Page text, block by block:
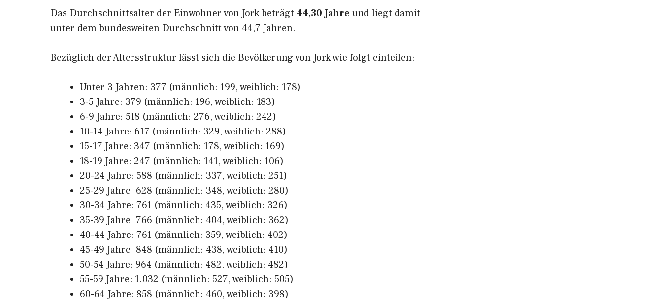
Das Durchschnittsalter der Einwohner von Jork beträgt 44,30 Jahre und liegt damit
unter dem bundesweiten Durchschnitt von 44,7 Jahren.
Bezüglich der Altersstruktur lässt sich die Bevölkerung von Jork wie folgt einteilen:
Unter 3 Jahren: 377 (männlich: 199, weiblich: 178)
3-5 Jahre: 379 (männlich: 196, weiblich: 183)
6-9 Jahre: 518 (männlich: 276, weiblich: 242)
10-14 Jahre: 617 (männlich: 329, weiblich: 288)
15-17 Jahre: 347 (männlich: 178, weiblich: 169)
18-19 Jahre: 247 (männlich: 141, weiblich: 106)
20-24 Jahre: 588 (männlich: 337, weiblich: 251)
25-29 Jahre: 628 (männlich: 348, weiblich: 280)
30-34 Jahre: 761 (männlich: 435, weiblich: 326)
35-39 Jahre: 766 (männlich: 404, weiblich: 362)
40-44 Jahre: 761 (männlich: 359, weiblich: 402)
45-49 Jahre: 848 (männlich: 438, weiblich: 410)
50-54 Jahre: 964 (männlich: 482, weiblich: 482)
55-59 Jahre: 1.032 (männlich: 527, weiblich: 505)
60-64 Jahre: 858 (männlich: 460, weiblich: 398)